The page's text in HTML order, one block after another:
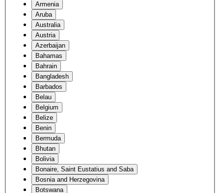
Armenia
Aruba
Australia
Austria
Azerbaijan
Bahamas
Bahrain
Bangladesh
Barbados
Belau
Belgium
Belize
Benin
Bermuda
Bhutan
Bolivia
Bonaire, Saint Eustatius and Saba
Bosnia and Herzegovina
Botswana